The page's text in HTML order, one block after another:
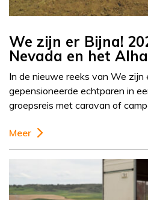
We zijn er Bijna!
Nevada en het
In de nieuwe reeks van We zijn
gepensioneerde echtparen in
groepsreis met caravan of
Meer